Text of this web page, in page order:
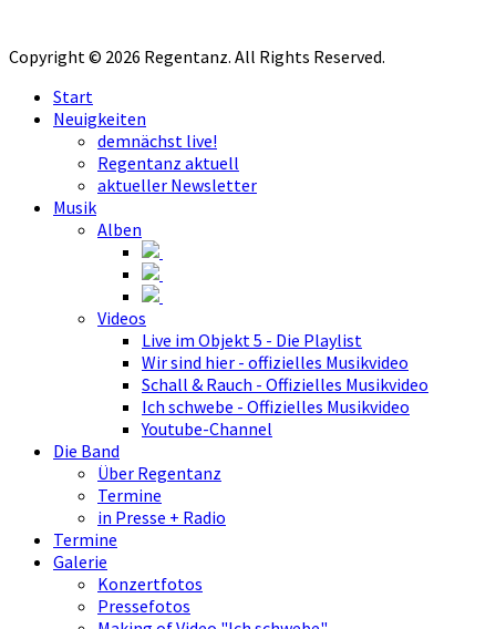
Copyright © 2026 Regentanz. All Rights Reserved.
Start
Neuigkeiten
demnächst live!
Regentanz aktuell
aktueller Newsletter
Musik
Alben
Videos
Live im Objekt 5 - Die Playlist
Wir sind hier - offizielles Musikvideo
Schall & Rauch - Offizielles Musikvideo
Ich schwebe - Offizielles Musikvideo
Youtube-Channel
Die Band
Über Regentanz
Termine
in Presse + Radio
Termine
Galerie
Konzertfotos
Pressefotos